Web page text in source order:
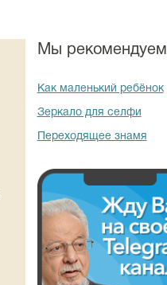
Мы рекомендуем
Как маленький ребёнок
Зеркало для селфи
Переходящее знамя